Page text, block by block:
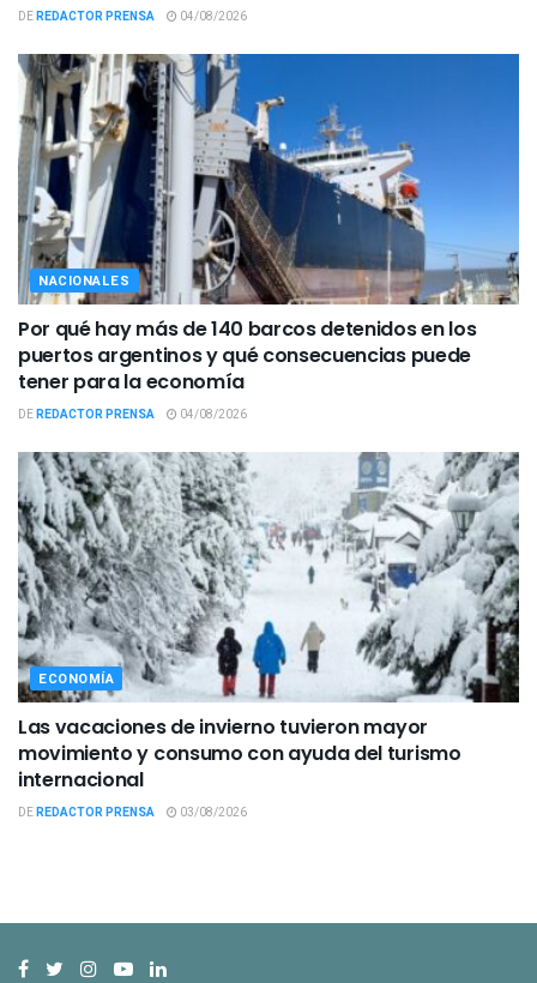
DEREDACTOR PRENSA 04/08/2026
NACIONALES
Por qué hay más de 140 barcos detenidos en los
puertos argentinos y qué consecuencias puede
tener para la economía
DEREDACTOR PRENSA 04/08/2026
ECONOMÍA
Las vacaciones de invierno tuvieron mayor
movimiento y consumo con ayuda del turismo
internacional
DEREDACTOR PRENSA 03/08/2026